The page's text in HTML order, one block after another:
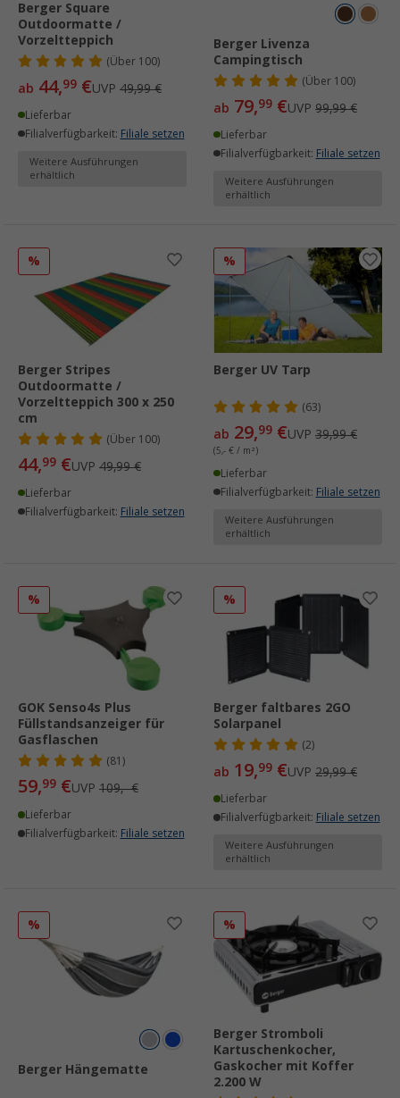
Berger Square
Outdoormatte /
Vorzeltteppich
(Über100)
ab 44,99 €UVP 49,99 €
Lieferbar
Filialverfügbarkeit: Filiale setzen
Weitere Ausführungen
erhältlich
Berger Livenza
Campingtisch
(Über100)
ab 79,99 €UVP 99,99 €
Lieferbar
Filialverfügbarkeit: Filiale setzen
Weitere Ausführungen
erhältlich
%
Berger Stripes
Outdoormatte /
Vorzeltteppich 300 x 250
cm
(Über100)
44,99 €UVP 49,99 €
Lieferbar
Filialverfügbarkeit: Filiale setzen
%
Berger UV Tarp
(63)
ab 29,99 €UVP 39,99 €
(5,- € / m²)
Lieferbar
Filialverfügbarkeit: Filiale setzen
Weitere Ausführungen
erhältlich
%
GOK Senso4s Plus
Füllstandsanzeiger für
Gasflaschen
(81)
59,99 €UVP 109,- €
Lieferbar
Filialverfügbarkeit: Filiale setzen
%
Berger faltbares 2GO
Solarpanel
(2)
ab 19,99 €UVP 29,99 €
Lieferbar
Filialverfügbarkeit: Filiale setzen
Weitere Ausführungen
erhältlich
%
Berger Hängematte
%
Berger Stromboli
Kartuschenkocher,
Gaskocher mit Koffer
2.200 W